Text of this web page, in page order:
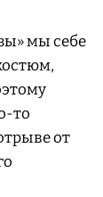
мы себе
то
от